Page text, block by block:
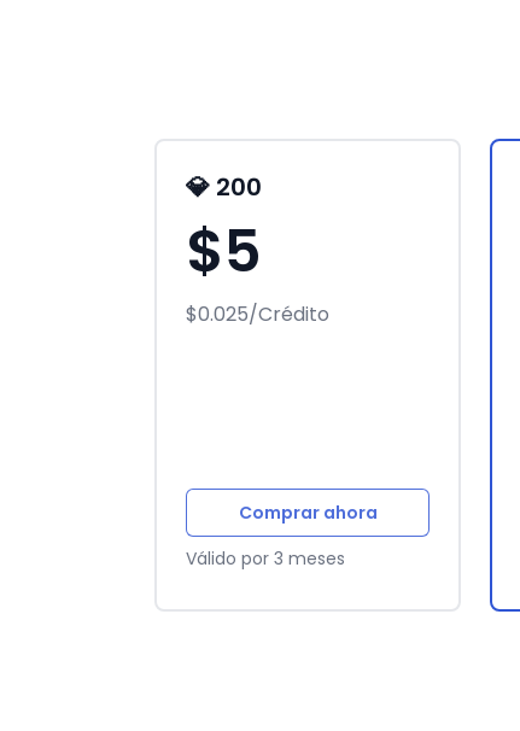
💎 200
$5
$0.025/Crédito
Comprar ahora
Válido por 3 meses